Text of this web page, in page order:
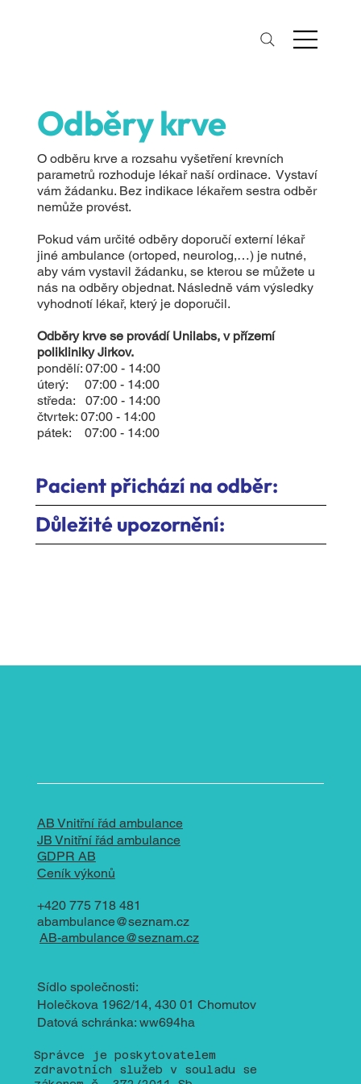
Odběry krve
O odběru krve a rozsahu vyšetření krevních
parametrů rozhoduje lékař naší ordinace. Vystaví
vám žádanku. Bez indikace lékařem sestra odběr
nemůže provést.
Pokud vám určité odběry doporučí externí lékař
jiné ambulance (ortoped, neurolog,…) je nutné,
aby vám vystavil žádanku, se kterou se můžete u
nás na odběry objednat. Následně vám výsledky
vyhodnotí lékař, který je doporučil.
Odběry krve se provádí Unilabs, v přízemí
polikliniky Jirkov.
pondělí: 07:00 - 14:00
úterý: 07:00 - 14:00
středa: 07:00 - 14:00
čtvrtek: 07:00 - 14:00
pátek: 07:00 - 14:00
Pacient přichází na odběr:
Důležité upozornění:
+420 775 718 481
abambulance@seznam.cz
AB-ambulance@seznam.cz
Sídlo společnosti:
Holečkova 1962/14, 430 01 Chomutov
Datová schránka: ww694ha
AB Vnitřní řád ambulance
JB Vnitřní řád ambulance
GDPR AB
Ceník výkonů
Správce je poskytovatelem
zdravotních služeb v souladu se